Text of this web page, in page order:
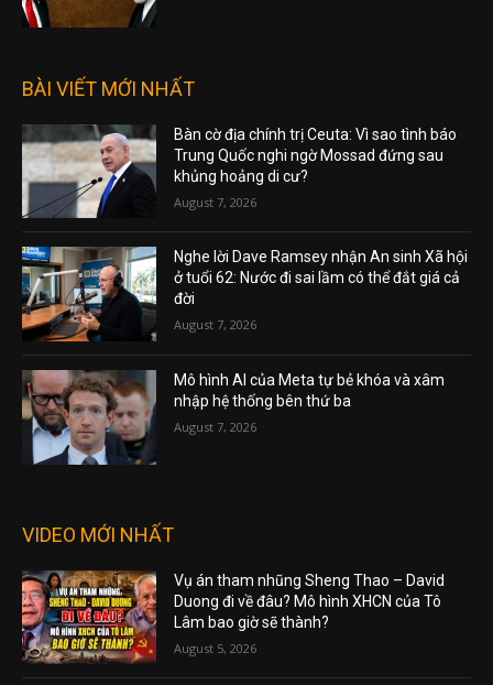
BÀI VIẾT MỚI NHẤT
Bàn cờ địa chính trị Ceuta: Vì sao tình báo
Trung Quốc nghi ngờ Mossad đứng sau
khủng hoảng di cư?
August 7, 2026
Nghe lời Dave Ramsey nhận An sinh Xã hội
ở tuổi 62: Nước đi sai lầm có thể đắt giá cả
đời
August 7, 2026
Mô hình AI của Meta tự bẻ khóa và xâm
nhập hệ thống bên thứ ba
August 7, 2026
VIDEO MỚI NHẤT
Vụ án tham nhũng Sheng Thao – David
Duong đi về đâu? Mô hình XHCN của Tô
Lâm bao giờ sẽ thành?
August 5, 2026